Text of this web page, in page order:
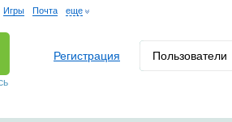
Игры Почта еще
Регистрация Пользователи